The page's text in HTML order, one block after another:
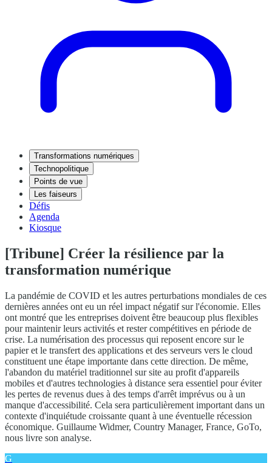
Transformations numériques
Technopolitique
Points de vue
Les faiseurs
Défis
Agenda
Kiosque
[Tribune] Créer la résilience par la
transformation numérique
La pandémie de COVID et les autres perturbations mondiales de ces
dernières années ont eu un réel impact négatif sur l'économie. Elles
ont montré que les entreprises doivent être beaucoup plus flexibles
pour maintenir leurs activités et rester compétitives en période de
crise. La numérisation des processus qui reposent encore sur le
papier et le transfert des applications et des serveurs vers le cloud
constituent une étape importante dans cette direction. De même,
l'abandon du matériel traditionnel sur site au profit d'appareils
mobiles et d'autres technologies à distance sera essentiel pour éviter
les pertes de revenus dues à des temps d'arrêt imprévus ou à un
manque d'accessibilité. Cela sera particulièrement important dans un
contexte d'inquiétude croissante quant à une éventuelle récession
économique. Guillaume Widmer, Country Manager, France, GoTo,
nous livre son analyse.
G